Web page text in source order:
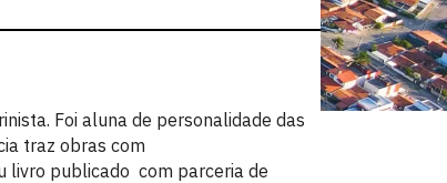
Foi aluna de personalidade das
traz obras com
livro publicado com parceria de